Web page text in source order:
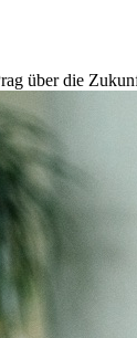
über die